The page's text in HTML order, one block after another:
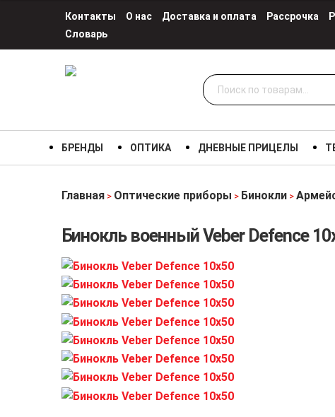
Контакты О нас Доставка и оплата Рассрочка
Словарь
Искать:
БРЕНДЫ ОПТИКА ДНЕВНЫЕ ПРИЦЕЛЫ
Главная > Оптические приборы > Бинокли >
Бинокль военный Veber Defence